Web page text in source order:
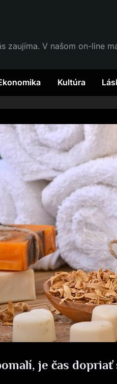
zaujíma. V našom on-line
Kultúra
je čas dopriať